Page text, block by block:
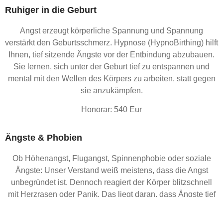
Ruhiger in die Geburt
Angst erzeugt körperliche Spannung und Spannung
verstärkt den Geburtsschmerz. Hypnose (HypnoBirthing) hilft
Ihnen, tief sitzende Ängste vor der Entbindung abzubauen.
Sie lernen, sich unter der Geburt tief zu entspannen und
mental mit den Wellen des Körpers zu arbeiten, statt gegen
sie anzukämpfen.
Honorar: 540 Eur
Ängste & Phobien
Ob Höhenangst, Flugangst, Spinnenphobie oder soziale
Ängste: Unser Verstand weiß meistens, dass die Angst
unbegründet ist. Dennoch reagiert der Körper blitzschnell
mit Herzrasen oder Panik. Das liegt daran, dass Ängste tief